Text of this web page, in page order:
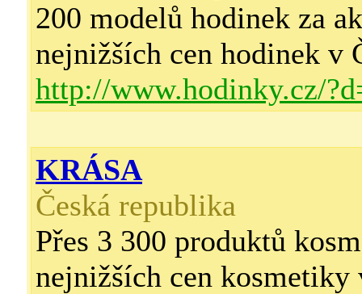
200 modelů hodinek za
nejnižších cen hodinek v
http://www.hodinky.cz/
KRÁSA
Česká republika
Přes 3 300 produktů
nejnižších cen